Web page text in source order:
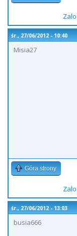
śr., 27/06/2012 - 10:40
Misia27
Góra strony
śr., 27/06/2012 - 13:03
busia666